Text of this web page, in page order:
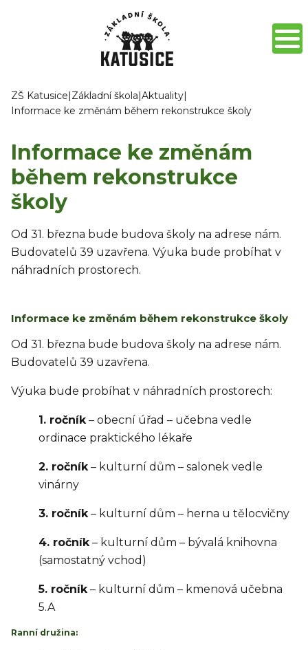
ZŠ Katusice|Základní škola|Aktuality|
Informace ke změnám během rekonstrukce školy
Informace ke změnám
během rekonstrukce
školy
Od 31. března bude budova školy na adrese nám.
Budovatelů 39 uzavřena. Výuka bude probíhat v
náhradních prostorech.
Informace ke změnám během rekonstrukce školy
Od 31. března bude budova školy na adrese nám.
Budovatelů 39 uzavřena.
Výuka bude probíhat v náhradních prostorech:
1. ročník– obecní úřad – učebna vedle
ordinace praktického lékaře
2. ročník– kulturní dům – salonek vedle
vinárny
3. ročník– kulturní dům – herna u tělocvičny
4. ročník– kulturní dům – bývalá knihovna
(samostatný vchod)
5. ročník– kulturní dům – kmenová učebna
5.A
Ranní družina: